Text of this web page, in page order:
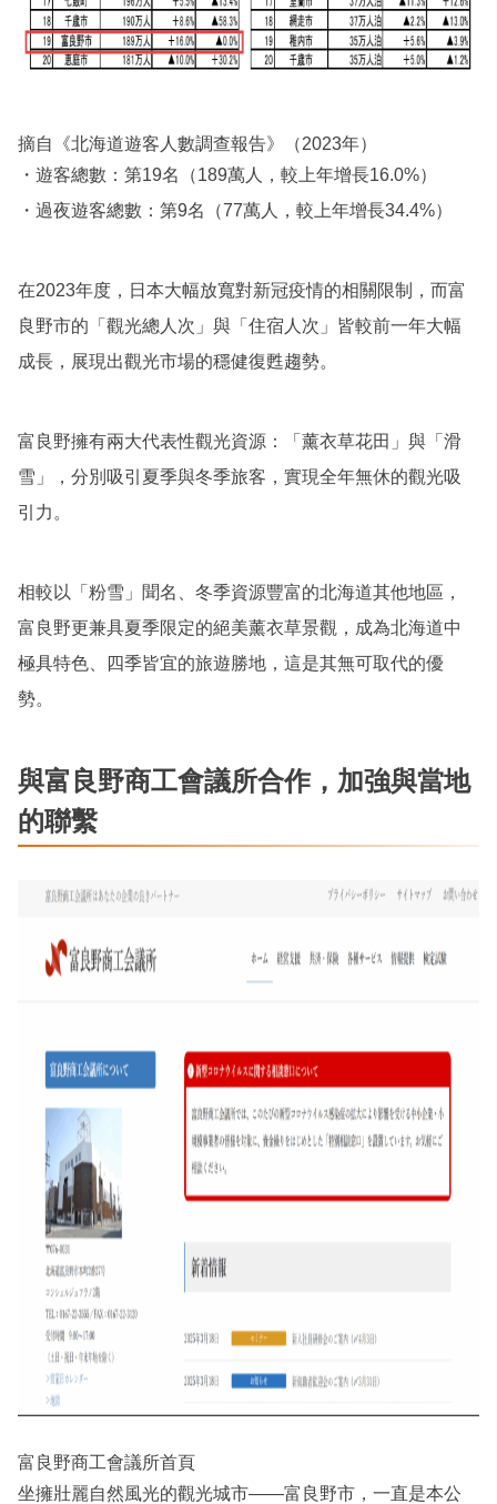
摘自《北海道遊客人數調查報告》（2023年）
・遊客總數：第19名（189萬人，較上年增長16.0%）
・過夜遊客總數：第9名（77萬人，較上年增長34.4%）
在2023年度，日本大幅放寬對新冠疫情的相關限制，而富
良野市的「觀光總人次」與「住宿人次」皆較前一年大幅
成長，展現出觀光市場的穩健復甦趨勢。
富良野擁有兩大代表性觀光資源：「薰衣草花田」與「滑
雪」，分別吸引夏季與冬季旅客，實現全年無休的觀光吸
引力。
相較以「粉雪」聞名、冬季資源豐富的北海道其他地區，
富良野更兼具夏季限定的絕美薰衣草景觀，成為北海道中
極具特色、四季皆宜的旅遊勝地，這是其無可取代的優
勢。
與富良野商工會議所合作，加強與當地
的聯繫
富良野商工會議所首頁
坐擁壯麗自然風光的觀光城市——富良野市，一直是本公